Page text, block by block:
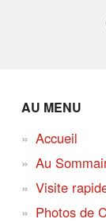
AU MENU
Accueil
Au
Visite
Photos de